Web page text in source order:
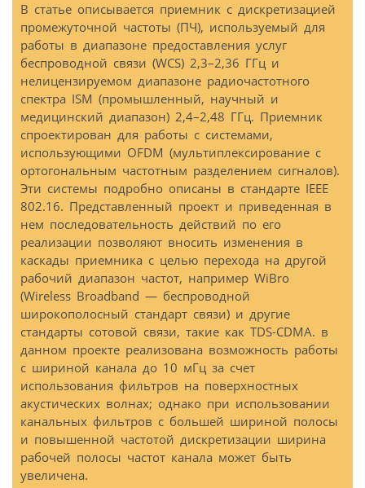
В статье описывается приемник с дискретизацией
промежуточной частоты (ПЧ), используемый для
работы в диапазоне предоставления услуг
беспроводной связи (WCS) 2,3–2,36 ГГц и
нелицензируемом диапазоне pадиочастотного
спектра ISM (промышленный, научный и
медицинский диапазон) 2,4–2,48 ГГц. Приемник
спроектирован для работы с системами,
использующими OFDM (мультиплексирование с
ортогональным частотным разделением сигналов).
Эти системы подробно описаны в стандарте IEEE
802.16. Представленный проект и приведенная в
нем последовательность действий по его
реализации позволяют вносить изменения в
каскады приемника с целью перехода на другой
рабочий диапазон частот, например WiBro
(Wireless Broadband — беспроводной
широкополосный стандарт связи) и другие
стандарты сотовой связи, такие как TDS-CDMA. в
данном проекте реализована возможность работы
с шириной канала до 10 мГц за счет
использования фильтров на поверхностных
акустических волнах; однако при использовании
канальных фильтров с большей шириной полосы
и повышенной частотой дискретизации ширина
рабочей полосы частот канала может быть
увеличена.